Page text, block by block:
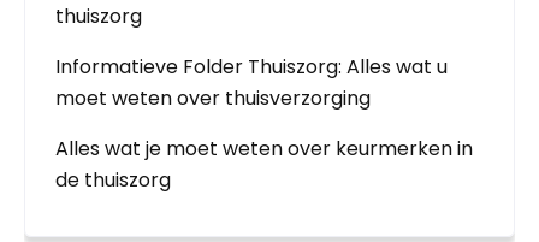
thuiszorg
Informatieve Folder Thuiszorg: Alles wat u
moet weten over thuisverzorging
Alles wat je moet weten over keurmerken in
de thuiszorg